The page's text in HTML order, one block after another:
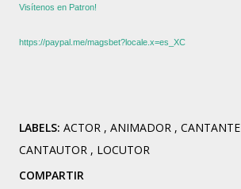
Visítenos en Patron!
https://paypal.me/magsbet?locale.x=es_XC
LABELS: ACTOR ANIMADOR
CANTANTE
CANTAUTOR
LOCUTOR
COMPARTIR